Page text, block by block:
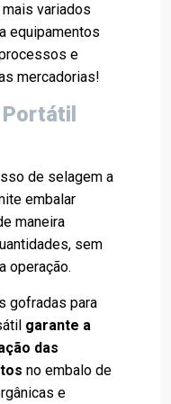
variados
equipamentos
e
mercadorias!
de selagem a
embalar
maneira
sem
operação.
gofradas para
garante a
das
no embalo de
e